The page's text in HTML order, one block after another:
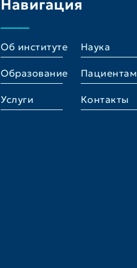
Навигация
Об институте Наука
Образование Пациентам
Услуги Контакты